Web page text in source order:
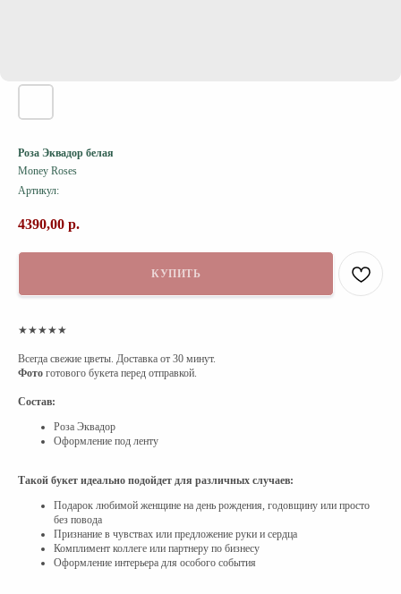
Роза Эквадор белая
Money Roses
Артикул:
4390,00 р.
КУПИТЬ
★★★★★
Всегда свежие цветы. Доставка от 30 минут.
Фото готового букета перед отправкой.
Состав:
Роза Эквадор
Оформление под ленту
Такой букет идеально подойдет для различных случаев:
Подарок любимой женщине на день рождения, годовщину или просто
без повода
Признание в чувствах или предложение руки и сердца
Комплимент коллеге или партнеру по бизнесу
Оформление интерьера для особого события